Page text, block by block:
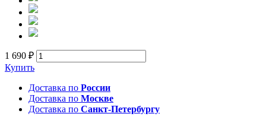
1 690 ₽
Купить
Доставка по России
Доставка по Москве
Доставка по Санкт-Петербургу